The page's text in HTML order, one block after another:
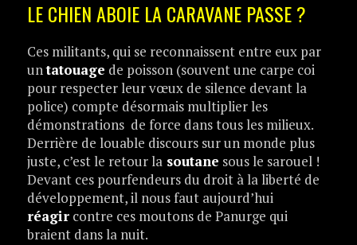
LE CHIEN ABOIE LA CARAVANE PASSE ?
Ces militants, qui se reconnaissent entre eux par
untatouage de poisson (souvent une carpe coi
pour respecter leur vœux de silence devant la
police) compte désormais multiplier les
démonstrations de force dans tous les milieux.
Derrière de louable discours sur un monde plus
juste, c’est le retour lasoutane sous le sarouel !
Devant ces pourfendeurs du droit à la liberté de
développement, il nous faut aujourd’hui
réagircontre ces moutons de Panurge qui
braient dans la nuit.